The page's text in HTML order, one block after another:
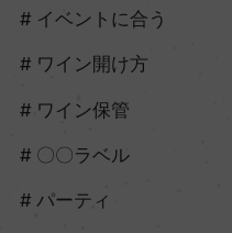
イベントに合う
ワイン開け方
ワイン保管
〇〇ラベル
パーティ